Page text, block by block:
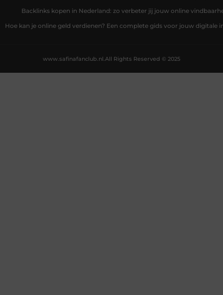
Backlinks kopen in Nederland: zo verbeter jij jouw online
Hoe kan je online geld verdienen? Een complete gids voor jouw digitale
All Rights Reserved © 2025
www.safinafanclub.nl.